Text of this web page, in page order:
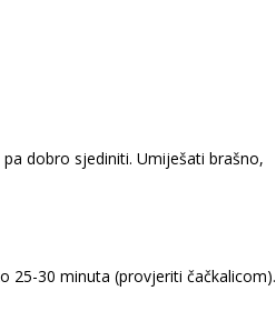
dobro sjediniti. Umiješati brašno,
25-30 minuta (provjeriti čačkalicom).